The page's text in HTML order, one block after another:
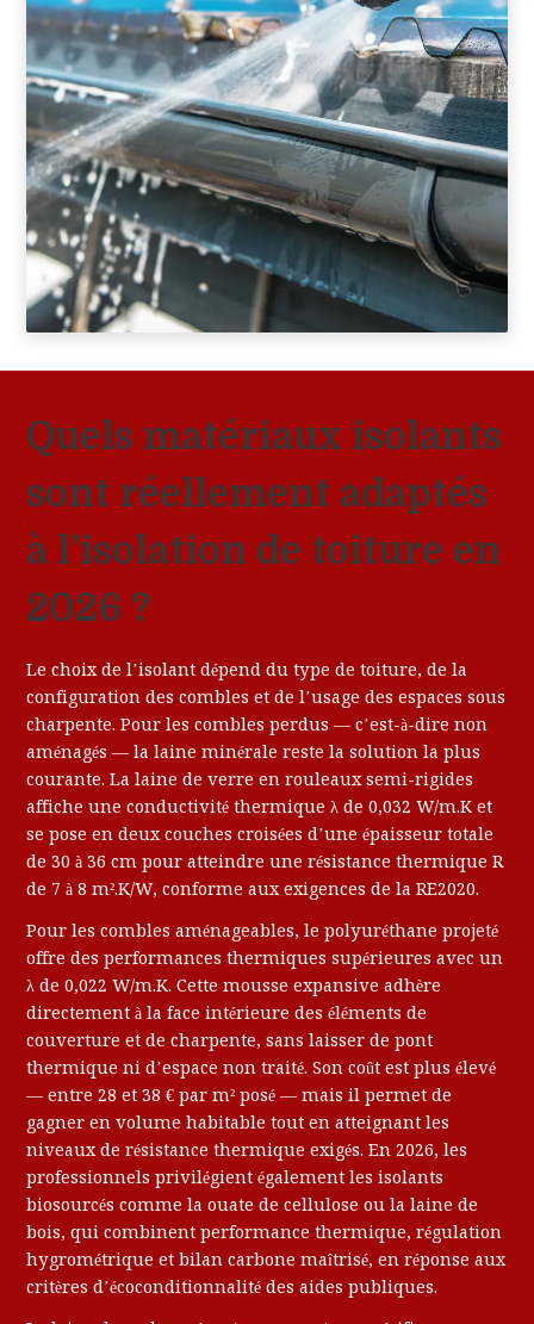
Quels matériaux isolants
sont réellement adaptés
à l’isolation de toiture en
2026 ?
Le choix de l’isolant dépend du type de toiture, de la
configuration des combles et de l’usage des espaces sous
charpente. Pour les combles perdus — c’est-à-dire non
aménagés — la laine minérale reste la solution la plus
courante. La laine de verre en rouleaux semi-rigides
affiche une conductivité thermique λ de 0,032 W/m.K et
se pose en deux couches croisées d’une épaisseur totale
de 30 à 36 cm pour atteindre une résistance thermique R
de 7 à 8 m².K/W, conforme aux exigences de la RE2020.
Pour les combles aménageables, le polyuréthane projeté
offre des performances thermiques supérieures avec un
λ de 0,022 W/m.K. Cette mousse expansive adhère
directement à la face intérieure des éléments de
couverture et de charpente, sans laisser de pont
thermique ni d’espace non traité. Son coût est plus élevé
— entre 28 et 38 € par m² posé — mais il permet de
gagner en volume habitable tout en atteignant les
niveaux de résistance thermique exigés. En 2026, les
professionnels privilégient également les isolants
biosourcés comme la ouate de cellulose ou la laine de
bois, qui combinent performance thermique, régulation
hygrométrique et bilan carbone maîtrisé, en réponse aux
critères d’écoconditionnalité des aides publiques.